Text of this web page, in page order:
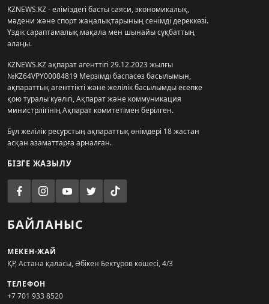
KZNEWS.KZ - еліміздегі басты саяси, экономикалық,
мәдени және спорт жаңалықтарының сенімді дереккөзі.
Үздік сараптамалық мақала мен шынайы сұқбаттың
алаңы.
KZNEWS.KZ ақпарат агенттігі 29.12.2023 жылғы
№KZ64VPY00084819 Мерзімді баспасөз басылымын,
ақпараттық агенттікті және желілік басылымды есепке
қою туралы куәлігі, Ақпарат және коммуникация
министрлігінің Ақпарат комитетімен берілген.
Бұл желілік ресурстың ақпараттық өнімдері 18 жастан
асқан азаматтарға арналған.
БІЗГЕ ЖАЗЫЛУ
БАЙЛАНЫС
МЕКЕН-ЖАЙ
ҚР, Астана қаласы, Әбікен Бектұров көшесі, 4/3
ТЕЛЕФОН
+7 701 933 8520